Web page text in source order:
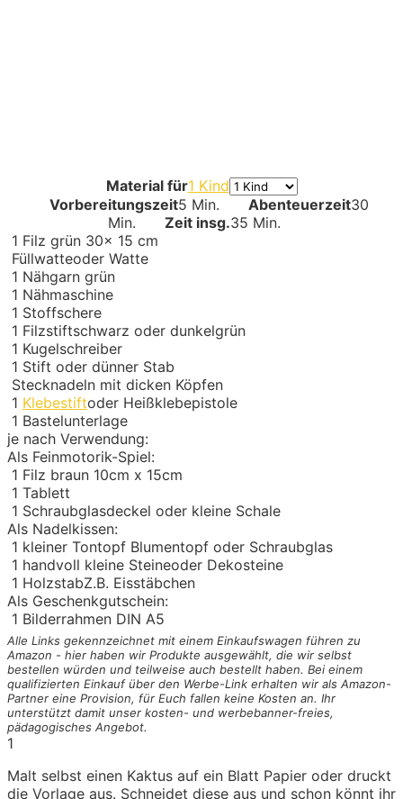
Material für1 Kind
Vorbereitungszeit5 Min. Abenteuerzeit30
Min.
Zeit insg.35 Min.
1 Filz grün 30x 15 cm
Füllwatteoder Watte
1 Nähgarn grün
1 Nähmaschine
1 Stoffschere
1 Filzstiftschwarz oder dunkelgrün
1 Kugelschreiber
1 Stift oder dünner Stab
Stecknadeln mit dicken Köpfen
1 Klebestiftoder Heißklebepistole
1 Bastelunterlage
je nach Verwendung:
Als Feinmotorik-Spiel:
1 Filz braun 10cm x 15cm
1 Tablett
1 Schraubglasdeckel oder kleine Schale
Als Nadelkissen:
1 kleiner Tontopf Blumentopf oder Schraubglas
1 handvoll kleine Steineoder Dekosteine
1 HolzstabZ.B. Eisstäbchen
Als Geschenkgutschein:
1 Bilderrahmen DIN A5
Alle Links gekennzeichnet mit einem Einkaufswagen führen zu
Amazon - hier haben wir Produkte ausgewählt, die wir selbst
bestellen würden und teilweise auch bestellt haben. Bei einem
qualifizierten Einkauf über den Werbe-Link erhalten wir als Amazon-
Partner eine Provision, für Euch fallen keine Kosten an. Ihr
unterstützt damit unser kosten- und werbebanner-freies,
pädagogisches Angebot.
1
Malt selbst einen Kaktus auf ein Blatt Papier oder druckt
die Vorlage aus. Schneidet diese aus und schon könnt ihr